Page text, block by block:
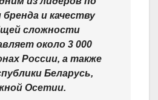
и качеству
сложности
около 3 000
России, а также
Беларусь,
Осетии.